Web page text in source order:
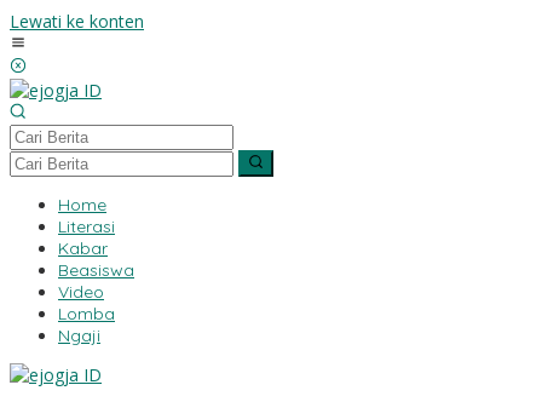
Lewati ke konten
Home
Literasi
Kabar
Beasiswa
Video
Lomba
Ngaji